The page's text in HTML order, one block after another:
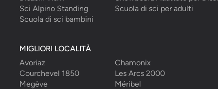
Sci Alpino Standing
Scuola di sci per adulti
Scuola di sci bambini
MIGLIORI LOCALITÀ
Avoriaz
Chamonix
Courchevel 1850
Les Arcs 2000
Megève
Méribel